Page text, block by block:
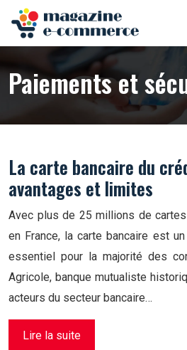
Paiements et
La carte bancaire du
avantages et limites
Avec plus de 25 millions de
en France, la carte bancaire est
essentiel pour la majorité des
Agricole, banque mutualiste
acteurs du secteur bancaire…
Lire la suite